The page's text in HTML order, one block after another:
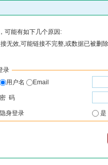
可能有如下几个原因:
无效,可能链接不完整,或数据已被删
录
用户名
Email
密 码
隐身登录